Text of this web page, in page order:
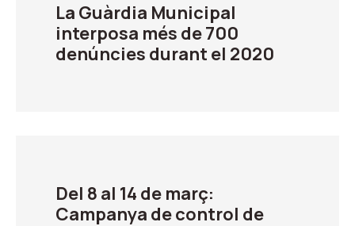
La Guàrdia Municipal
interposa més de 700
denúncies durant el 2020
Del 8 al 14 de març:
Campanya de control de